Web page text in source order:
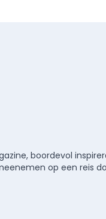
boordevol
op een reis